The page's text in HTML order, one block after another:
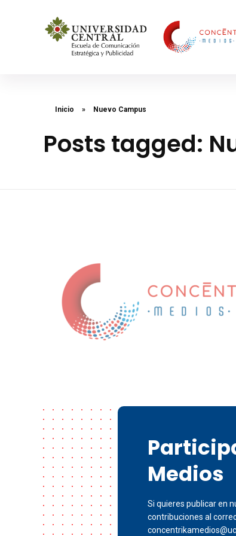
Inicio » Nuevo Campus
Posts tagged:
Medios
Si quieres publicar en
contribuciones al